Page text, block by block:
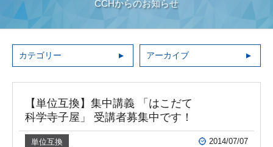
CCHからのお知らせ
カテゴリー アーカイブ
【単位互換】集中講義 「はこだて
科学寺子屋」 受講者募集中です！
単位互換 2014/07/07